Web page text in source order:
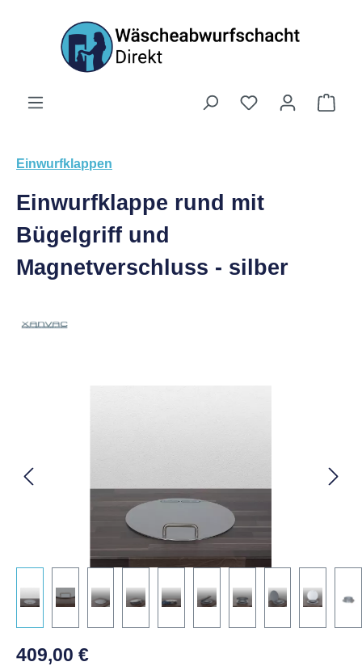
Zum Hauptinhalt springen
Du hast 0
Einwurfklappen
Einwurfklappe rund mit
Bügelgriff und
Magnetverschluss - silber
Regulärer Preis:
409,00 €